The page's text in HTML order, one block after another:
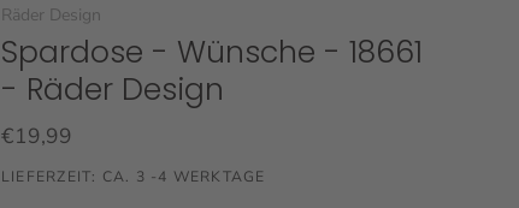
Räder Design
Spardose - Wünsche - 18661
- Räder Design
€19,99
LIEFERZEIT: CA. 3 -4 WERKTAGE